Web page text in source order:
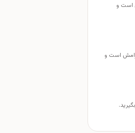
است و
رامش است و